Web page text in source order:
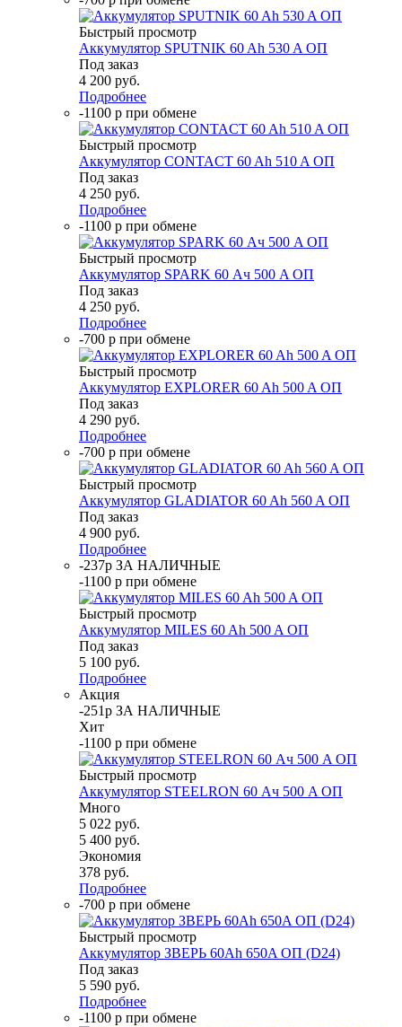
Быстрый просмотр
Аккумулятор SPUTNIK 60 Ah 530 A ОП
Под заказ
4 200 руб.
Подробнее
-1100 р при обмене
Быстрый просмотр
Аккумулятор CONTACT 60 Ah 510 A ОП
Под заказ
4 250 руб.
Подробнее
-1100 р при обмене
Быстрый просмотр
Аккумулятор SPARK 60 Ач 500 A ОП
Под заказ
4 250 руб.
Подробнее
-700 р при обмене
Быстрый просмотр
Аккумулятор EXPLORER 60 Ah 500 A ОП
Под заказ
4 290 руб.
Подробнее
-700 р при обмене
Быстрый просмотр
Аккумулятор GLADIATOR 60 Ah 560 A ОП
Под заказ
4 900 руб.
Подробнее
-237р ЗА НАЛИЧНЫЕ
-1100 р при обмене
Быстрый просмотр
Аккумулятор MILES 60 Ah 500 A ОП
Под заказ
5 100 руб.
Подробнее
Акция
-251р ЗА НАЛИЧНЫЕ
Хит
-1100 р при обмене
Быстрый просмотр
Аккумулятор STEELRON 60 Ач 500 A ОП
Много
5 022 руб.
5 400 руб.
Экономия
378 руб.
Подробнее
-700 р при обмене
Быстрый просмотр
Аккумулятор ЗВЕРЬ 60Ah 650A ОП (D24)
Под заказ
5 590 руб.
Подробнее
-1100 р при обмене